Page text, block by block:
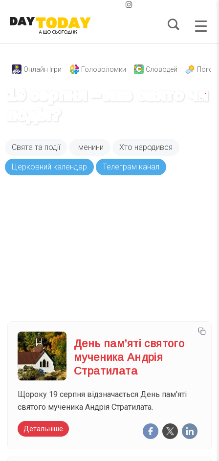
Онлайн Ігри Головоломки Словодей
19 серпня – яке свято чи
подія?
Свята та події Іменини Хто народився
Церковний календар Телеграм канал
День пам’яті святого
мученика Андрія
Стратилата
Щороку 19 серпня відзначається День пам'яті
святого мученика Андрія Стратилата.
Детальніше